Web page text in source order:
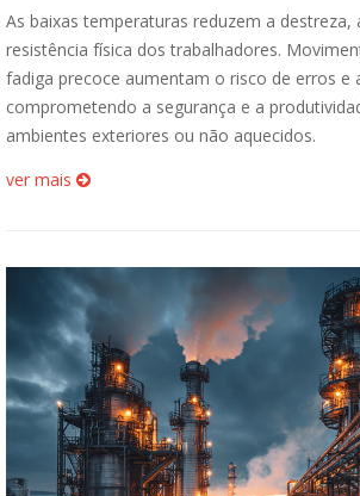
As baixas temperaturas reduzem a destreza,
resistência física dos trabalhadores.
fadiga precoce aumentam o risco de erros e
comprometendo a segurança e a
ambientes exteriores ou não aquecidos.
ver mais